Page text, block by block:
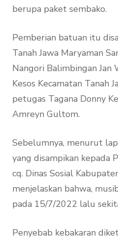
berupa paket sembako.
Pemberian batuan itu
Tanah Jawa Maryaman
Nangori Balimbingan Jan
Kesos Kecamatan Tanah
petugas Tagana Donny
Amreyn Gultom.
Sebelumnya, menurut
yang disampikan kepada
cq. Dinas Sosial
menjelaskan bahwa,
pada 15/7/2022 lalu
Penyebab kebakaran